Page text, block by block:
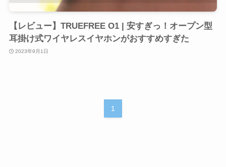
【レビュー】TRUEFREE O1 | 安すぎっ！オープン型
耳掛け式ワイヤレスイヤホンがおすすめすぎた
2023年9月1日
1